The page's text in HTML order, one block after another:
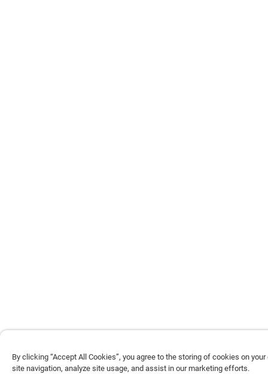
By clicking “Accept All Cookies”, you agree to the storing of cookies on
site navigation, analyze site usage, and assist in our marketing efforts.